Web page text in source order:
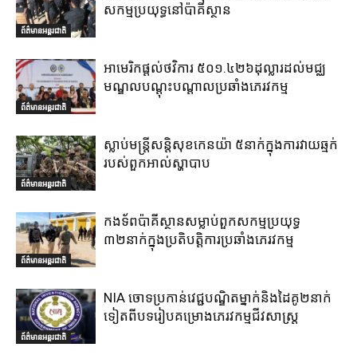
ព័ត៌មានអន្តរជាតិ
សកម្មប្រយុទ្ធនៅប៉ាគីស្ថាន
ព័ត៌មានអន្តរជាតិ
អាមេរិកផ្តល់ថវិការ ៥០១.៤២៦ដុល្លារដល់មជ្ឈ
មណ្ឌលបណ្តុះបណ្តាលប្រឆាំងភេរវកម្ម
ព័ត៌មានអន្តរជាតិ
ស្លាប់មន្ត្រីសន្តិសុខកេនយ៉ា ៥នាក់ក្នុងការវាយឆ្មក់
របស់ពួកអាល់ស្ហាបាប
ព័ត៌មានអន្តរជាតិ
កងទ័ពប៉ាគីស្ថានសម្លាប់ពួកសកម្មប្រយុទ្ធ
៣២នាក់ក្នុងប្រតិបត្តិការប្រឆាំងភេរវកម្ម
ព័ត៌មានអន្តរជាតិ
NIA ចោទប្រកាន់វេជ្ជបណ្ឌិតម្នាក់និងដៃគូ២នាក់
ទៀតពីបទរៀបគម្រោងភេរវកម្មជីវសាស្ត្រ